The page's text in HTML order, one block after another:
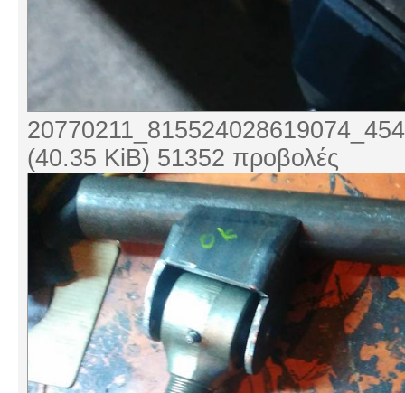
(40.35 KiB) 51352 προβολές